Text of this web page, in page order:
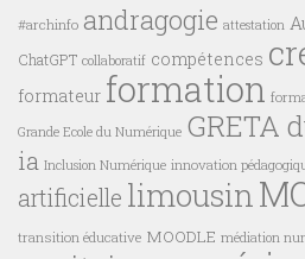
#archinfo andragogie attestation
ChatGPT collaboratif compétences
formateur formation
Grande Ecole du Numérique GRETA
ia Inclusion Numérique innovation
artificielle limousin
transition éducative MOODLE médiation